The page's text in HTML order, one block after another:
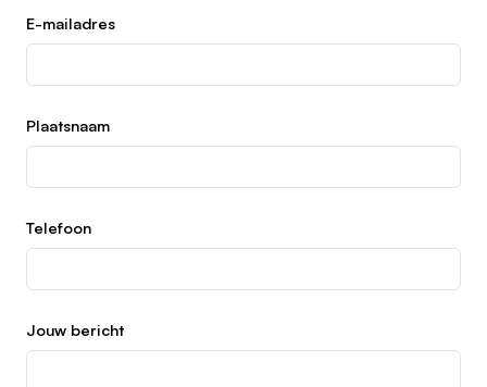
E-mailadres
Plaatsnaam
Telefoon
Jouw bericht